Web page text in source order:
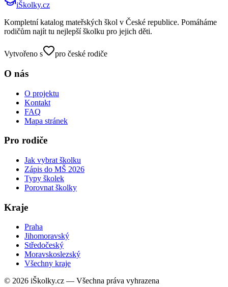
iŠkolky.cz
Kompletní katalog mateřských škol v České republice. Pomáháme
rodičům najít tu nejlepší školku pro jejich děti.
Vytvořeno s pro české rodiče
O nás
O projektu
Kontakt
FAQ
Mapa stránek
Pro rodiče
Jak vybrat školku
Zápis do MŠ 2026
Typy školek
Porovnat školky
Kraje
Praha
Jihomoravský
Středočeský
Moravskoslezský
Všechny kraje
© 2026 iŠkolky.cz — Všechna práva vyhrazena